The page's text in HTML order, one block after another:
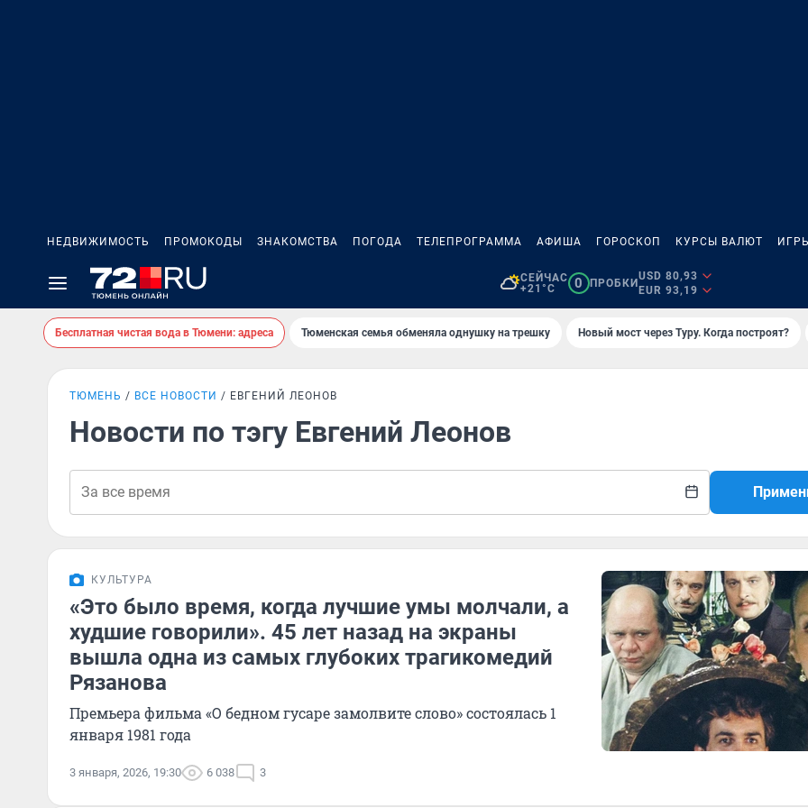
НЕДВИЖИМОСТЬ ПРОМОКОДЫ ЗНАКОМСТВА ПОГОДА ТЕЛЕПРОГРАММА АФИША ГОРОСКОП КУРСЫ ВАЛЮТ
СЕЙЧАС
+21°C
0 ПРОБКИ
USD 80,93
EUR 93,19
Бесплатная чистая вода в Тюмени: адреса Тюменская семья обменяла однушку на трешку Новый мост через Туру. Когда построят?
ТЮМЕНЬ ВСЕ НОВОСТИ ЕВГЕНИЙ ЛЕОНОВ
Новости по тэгу Евгений Леонов
КУЛЬТУРА
«Это было время, когда лучшие умы молчали, а
худшие говорили». 45 лет назад на экраны
вышла одна из самых глубоких трагикомедий
Рязанова
Премьера фильма «О бедном гусаре замолвите слово» состоялась 1
января 1981 года
3 января, 2026, 19:30 6 038 3